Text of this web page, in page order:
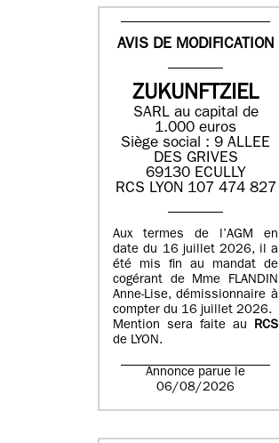
AVIS DE MODIFICATION
ZUKUNFTZIEL
SARL au capital de
1.000 euros
Siège social : 9 ALLEE
DES GRIVES
69130 ECULLY
RCS LYON 107 474 827
Aux termes de l’AGM en
date du 16 juillet 2026, il a
été mis fin au mandat de
cogérant de Mme FLANDIN
Anne-Lise, démissionnaire à
compter du 16 juillet 2026.
Mention sera faite au RCS
de LYON.
Annonce parue le
06/08/2026